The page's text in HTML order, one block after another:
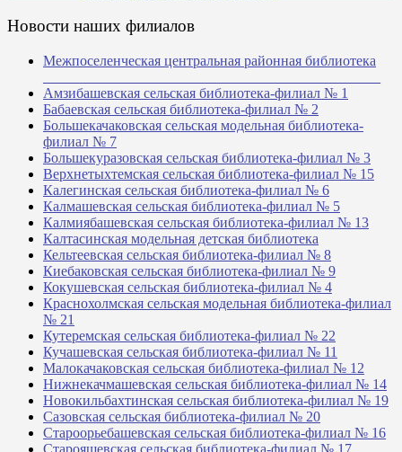
Новости наших филиалов
Межпоселенческая центральная районная библиотека
Амзибашевская сельская библиотека-филиал № 1
Бабаевская сельская библиотека-филиал № 2
Большекачаковская сельская модельная библиотека-
филиал № 7
Большекуразовская сельская библиотека-филиал № 3
Верхнетыхтемская сельская библиотека-филиал № 15
Калегинская сельская библиотека-филиал № 6
Калмашевская сельская библиотека-филиал № 5
Калмиябашевская сельская библиотека-филиал № 13
Калтасинская модельная детская библиотека
Кельтеевская сельская библиотека-филиал № 8
Киебаковская сельская библиотека-филиал № 9
Кокушевская сельская библиотека-филиал № 4
Краснохолмская сельская модельная библиотека-филиал
№ 21
Кутеремская сельская библиотека-филиал № 22
Кучашевская сельская библиотека-филиал № 11
Малокачаковская сельская библиотека-филиал № 12
Нижнекачмашевская сельская библиотека-филиал № 14
Новокильбахтинская сельская библиотека-филиал № 19
Сазовская сельская библиотека-филиал № 20
Староорьебашевская сельская библиотека-филиал № 16